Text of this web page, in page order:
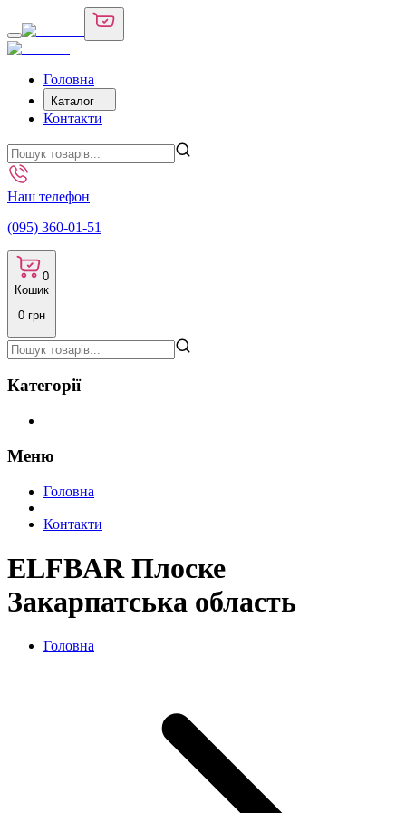
Головна
Каталог
Контакти
Наш телефон
(095) 360-01-51
0
Кошик
0 грн
Категорії
Меню
Головна
Контакти
ELFBAR Плоске
Закарпатська область
Головна